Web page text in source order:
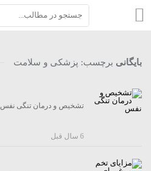
بایگانی برچسب: پزشکی و سلامت
تشخیص و درمان تنگی نفس
6 سال قبل